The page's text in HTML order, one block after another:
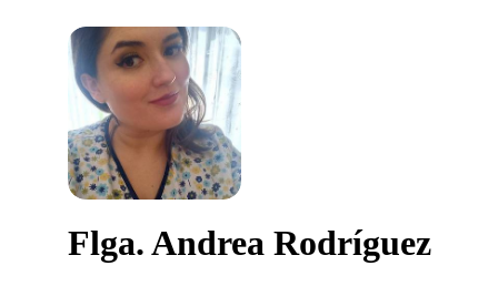
Flga. Andrea Rodríguez